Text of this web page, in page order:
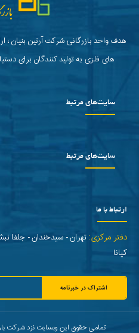
هدف واحد بازرگانی شرکت آرتین بنیان ،
های فلزی به تولید کنندگان برای
سایت‌های مرتبط
سایت‌های مرتبط
ارتباط با ما
دفتر مرکزی:
کیانا
اشتراک در خبرنامه
تمامی حقوق این وبسایت نزد شرکت